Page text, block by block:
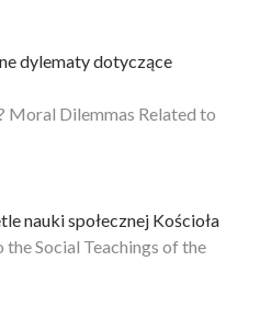
dylematy dotyczące
Moral Dilemmas Related to
nauki społecznej Kościoła
Social Teachings of the